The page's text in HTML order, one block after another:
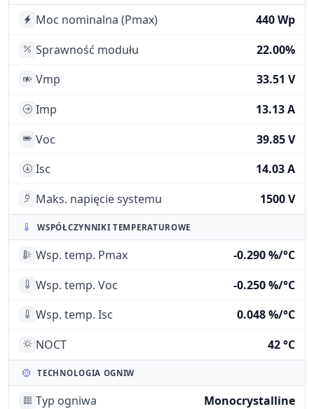
Moc nominalna (Pmax)
440 Wp
Sprawność modułu
22.00%
Vmp
33.51 V
Imp
13.13 A
Voc
39.85 V
Isc
14.03 A
Maks. napięcie systemu
1500 V
WSPÓŁCZYNNIKI TEMPERATUROWE
Wsp. temp. Pmax
-0.290 %/°C
Wsp. temp. Voc
-0.250 %/°C
Wsp. temp. Isc
0.048 %/°C
NOCT
42 °C
TECHNOLOGIA OGNIW
Typ ogniwa
Monocrystalline